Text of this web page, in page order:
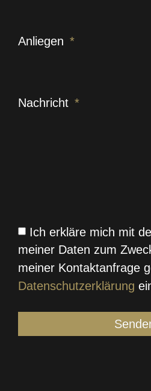
Anliegen
Nachricht
Ich erkläre mich mit
meiner Daten zum
meiner Kontaktanfrage
Datenschutzerklärung